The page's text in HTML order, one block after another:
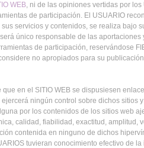
WEB, ni de las opiniones vertidas por los
de participación. El USUARIO
sus servicios y contenidos, se realiza bajo
único responsable de las
de participación, reservándose
no apropiados para su
que en el SITIO WEB se dispusiesen
ejercerá ningún control sobre dichos sitios
por los contenidos de los sitios web
calidad, fiabilidad, exactitud, amplitud,
contenida en ninguno de dichos
tuvieran conocimiento efectivo de